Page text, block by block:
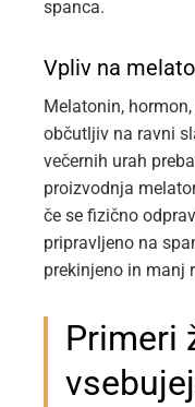
spanca.
Vpliv na
Melatonin,
občutljiv na ravni
večernih urah
proizvodnja
če se fizično
pripravljeno na
prekinjeno in manj
Primeri